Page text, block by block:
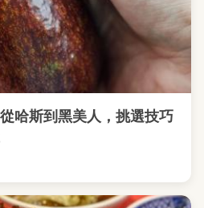
哈斯到黑美人，挑選技巧